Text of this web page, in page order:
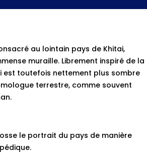
au lointain pays de Khitai,
muraille. Librement inspiré de la
est toutefois nettement plus sombre
terrestre, comme souvent
le portrait du pays de manière